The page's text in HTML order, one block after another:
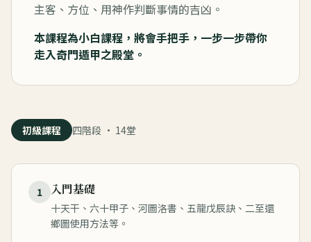
主客、方位、用神作判斷事情的吉凶。
本課程為小白課程，將會手把手，一步一步帶你
走入奇門遁甲之殿堂。
初級課程 四階段 · 14堂
1 入門基礎
十天干、六十甲子、河圖洛書、五龍戊辰訣、二至還
鄉圖使用方法等。